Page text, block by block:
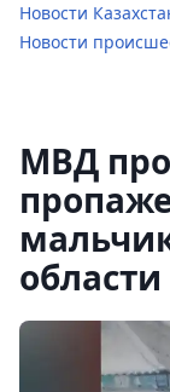
Новости
Новости
МВД
области